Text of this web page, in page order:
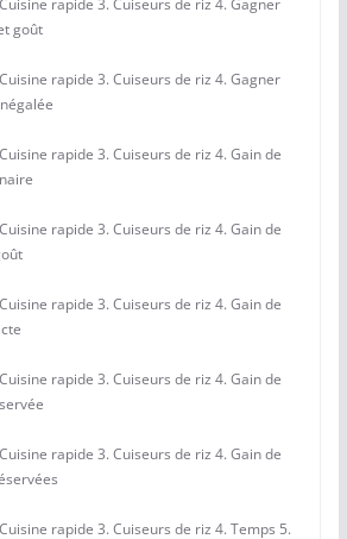
rapide 3. Cuiseurs de riz 4. Gagner
goût
rapide 3. Cuiseurs de riz 4. Gagner
rapide 3. Cuiseurs de riz 4. Gain de
rapide 3. Cuiseurs de riz 4. Gain de
rapide 3. Cuiseurs de riz 4. Gain de
rapide 3. Cuiseurs de riz 4. Gain de
rapide 3. Cuiseurs de riz 4. Gain de
rapide 3. Cuiseurs de riz 4. Temps 5.